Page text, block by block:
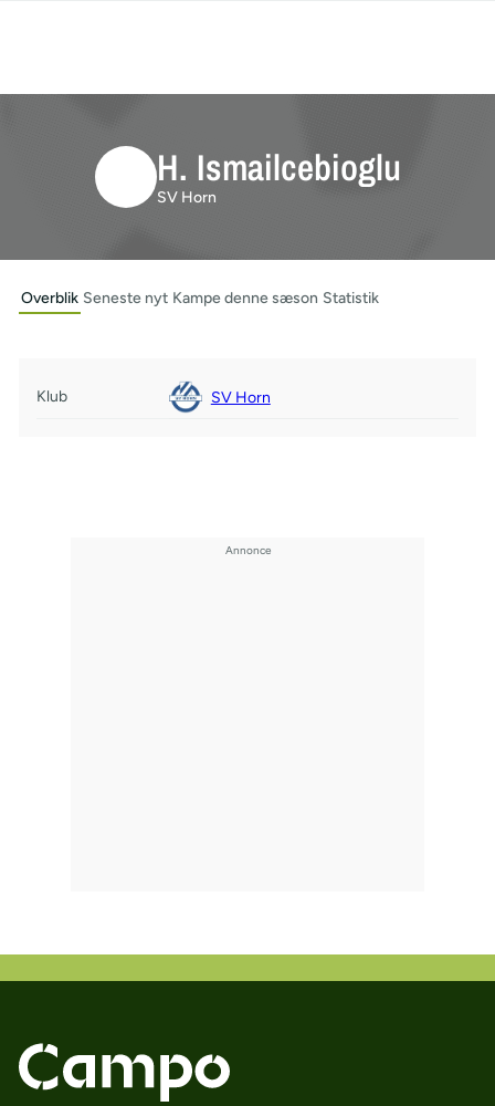
H. Ismailcebioglu
SV Horn
Overblik Seneste nyt Kampe denne sæson Statistik
Klub SV Horn